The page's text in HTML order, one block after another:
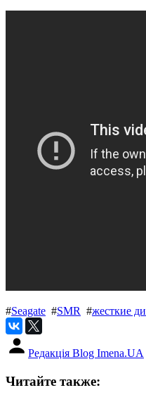
#Seagate #SMR #жесткие
Редакція Blog Imena.UA
Читайте также: